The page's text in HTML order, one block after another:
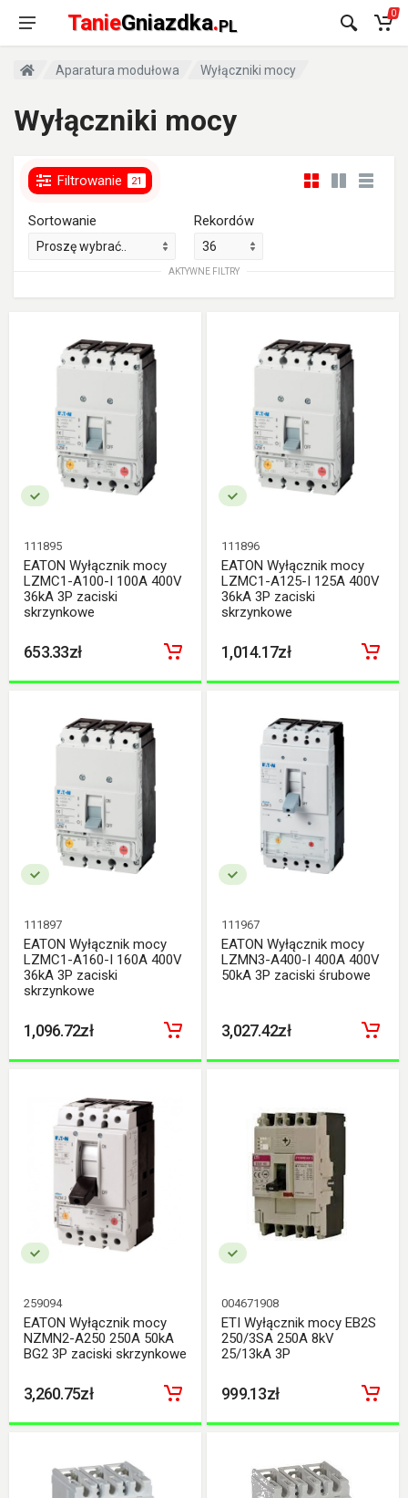
TanieGniazdka.PL
0
Aparatura modułowa Wyłączniki mocy
Wyłączniki mocy
Filtrowanie 21
Sortowanie Rekordów
AKTYWNE FILTRY
111895
EATON Wyłącznik mocy
LZMC1-A100-I 100A 400V
36kA 3P zaciski
skrzynkowe
653.33zł
111896
EATON Wyłącznik mocy
LZMC1-A125-I 125A 400V
36kA 3P zaciski
skrzynkowe
1,014.17zł
111897
EATON Wyłącznik mocy
LZMC1-A160-I 160A 400V
36kA 3P zaciski
skrzynkowe
1,096.72zł
111967
EATON Wyłącznik mocy
LZMN3-A400-I 400A 400V
50kA 3P zaciski śrubowe
3,027.42zł
259094
EATON Wyłącznik mocy
NZMN2-A250 250A 50kA
BG2 3P zaciski skrzynkowe
3,260.75zł
004671908
ETI Wyłącznik mocy EB2S
250/3SA 250A 8kV
25/13kA 3P
999.13zł